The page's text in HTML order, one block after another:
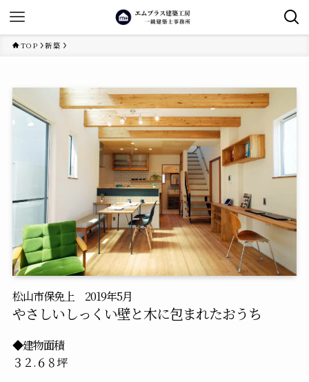
TOP 新築
松山市保免上 2019年5月
やさしいしっくい壁と木に包まれたおうち
◆建物面積
３２.６８坪